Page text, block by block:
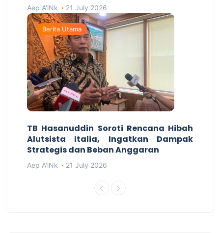
Aep A'iNk 21 July 2026
Berita Utama
TB Hasanuddin Soroti Rencana Hibah
Alutsista Italia, Ingatkan Dampak
Strategis dan Beban Anggaran
Aep A'iNk 21 July 2026